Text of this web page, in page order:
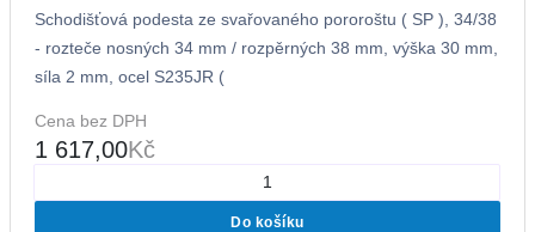
Schodišťová podesta ze svařovaného pororoštu ( SP ), 34/38
- rozteče nosných 34 mm / rozpěrných 38 mm, výška 30 mm,
síla 2 mm, ocel S235JR (
Cena bez DPH
1 617,00Kč
Do košíku